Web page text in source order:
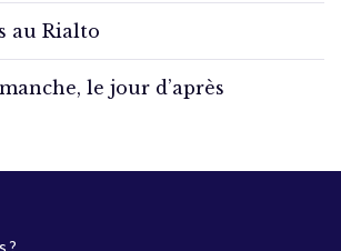
au Rialto
le jour d’après
?